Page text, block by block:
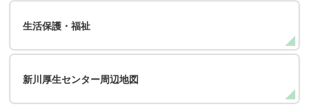
生活保護・福祉
新川厚生センター周辺地図